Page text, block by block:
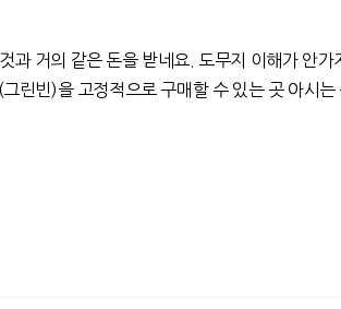
과 거의 같은 돈을 받네요. 도무지 이해가 안가
린빈)을 고정적으로 구매할 수 있는 곳 아시는